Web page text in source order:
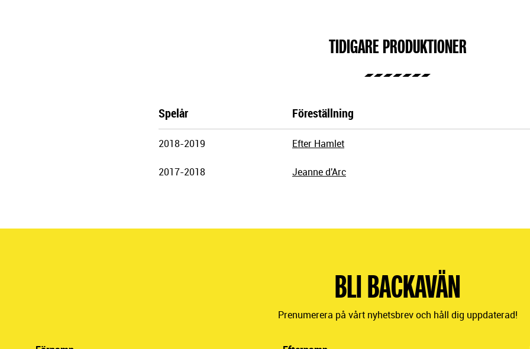
TIDIGARE PRODUKTIONER
Göteborgs
Spelår Föreställning
2018-2019 Efter Hamlet
2017-2018 Jeanne d'Arc
BLI BACKAVÄN
Prenumerera på vårt nyhetsbrev och håll dig uppdaterad!